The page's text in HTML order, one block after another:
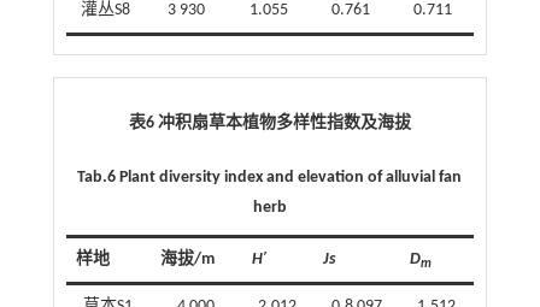
灌丛S8 3 930 1.055 0.761 0.711
表6 冲积扇草本植物多样性指数及海拔
Tab.6 Plant diversity index and elevation of alluvial fan
herb
样地 海拔/m H′ Js Dm